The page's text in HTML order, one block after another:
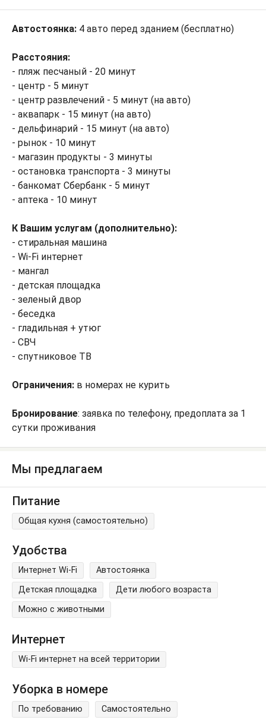
Автостоянка: 4 авто перед зданием (бесплатно)
Расстояния:
- пляж песчаный - 20 минут
- центр - 5 минут
- центр развлечений - 5 минут (на авто)
- аквапарк - 15 минут (на авто)
- дельфинарий - 15 минут (на авто)
- рынок - 10 минут
- магазин продукты - 3 минуты
- остановка транспорта - 3 минуты
- банкомат Сбербанк - 5 минут
- аптека - 10 минут
К Вашим услугам (дополнительно):
- стиральная машина
- Wi-Fi интернет
- мангал
- детская площадка
- зеленый двор
- беседка
- гладильная + утюг
- СВЧ
- спутниковое ТВ
Ограничения: в номерах не курить
Бронирование: заявка по телефону, предоплата за 1
сутки проживания
Мы предлагаем
Питание
Общая кухня (самостоятельно)
Удобства
Интернет Wi-Fi
Автостоянка
Детская площадка
Дети любого возраста
Можно с животными
Интернет
Wi-Fi интернет на всей территории
Уборка в номере
По требованию Самостоятельно